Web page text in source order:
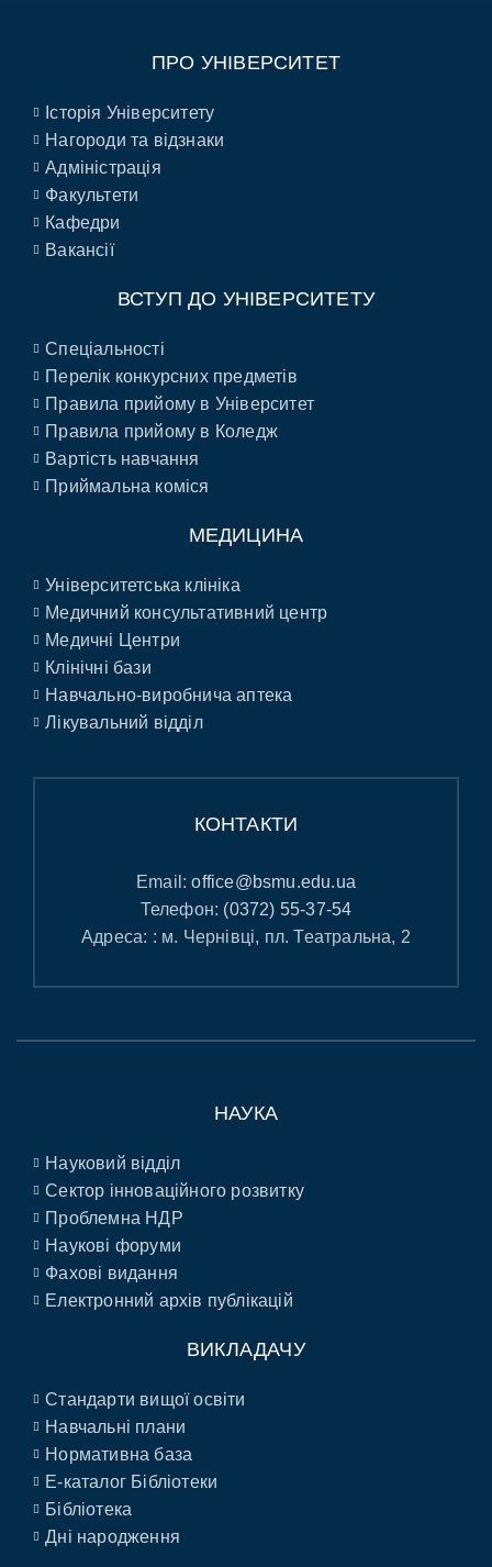
ПРО УНІВЕРСИТЕТ
Історія Університету
Нагороди та відзнаки
Адміністрація
Факультети
Кафедри
Вакансії
ВСТУП ДО УНІВЕРСИТЕТУ
Спеціальності
Перелік конкурсних предметів
Правила прийому в Університет
Правила прийому в Коледж
Вартість навчання
Приймальна коміся
МЕДИЦИНА
Університетська клініка
Медичний консультативний центр
Медичні Центри
Клінічні бази
Навчально-виробнича аптека
Лікувальний відділ
КОНТАКТИ
Email:office@bsmu.edu.ua
Телефон: (0372) 55-37-54
Адреса: : м. Чернівці, пл. Театральна, 2
НАУКА
Науковий відділ
Сектор інноваційного розвитку
Проблемна НДР
Наукові форуми
Фахові видання
Електронний архів публікацій
ВИКЛАДАЧУ
Стандарти вищої освіти
Навчальні плани
Нормативна база
E-каталог Бібліотеки
Бібліотека
Дні народження